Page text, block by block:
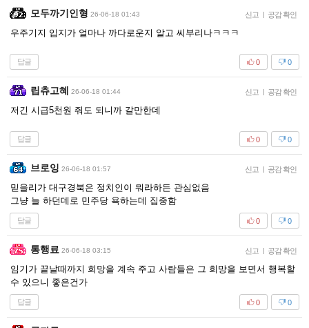
모두까기인형 26-06-18 01:43 신고 | 공감 확인
우주기지 입지가 얼마나 까다로운지 알고 씨부리나ㅋㅋㅋ
답글 0
0
립츄고혜 26-06-18 01:44 신고 | 공감 확인
저긴 시급5천원 줘도 되니까 갈만한데
답글 0
0
브로잉 26-06-18 01:57 신고 | 공감 확인
믿을리가 대구경북은 정치인이 뭐라하든 관심없음
그냥 늘 하던데로 민주당 욕하는데 집중함
답글 0
0
통행료 26-06-18 03:15 신고 | 공감 확인
임기가 끝날때까지 희망을 계속 주고 사람들은 그 희망을 보면서 행복할
수 있으니 좋은건가
답글 0
0